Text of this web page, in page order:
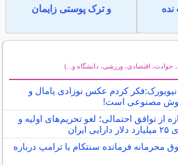
و ترک پوستی زایمان
حوادث، اقتصادی، ورزشی، دانشگاه و...)
کردم عکس نوزادی یامال و
مصنوعی است!
از توافق احتمالی؛ لغو تحریم‌های اولیه و
ایران
محرمانه فرمانده سنتکام با ترامپ درباره